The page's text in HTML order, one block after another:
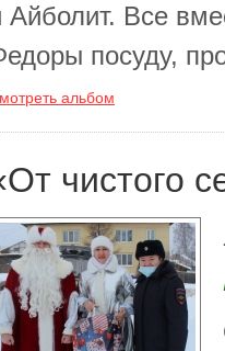
Айболит. Все
посуду,
альбом
чистого